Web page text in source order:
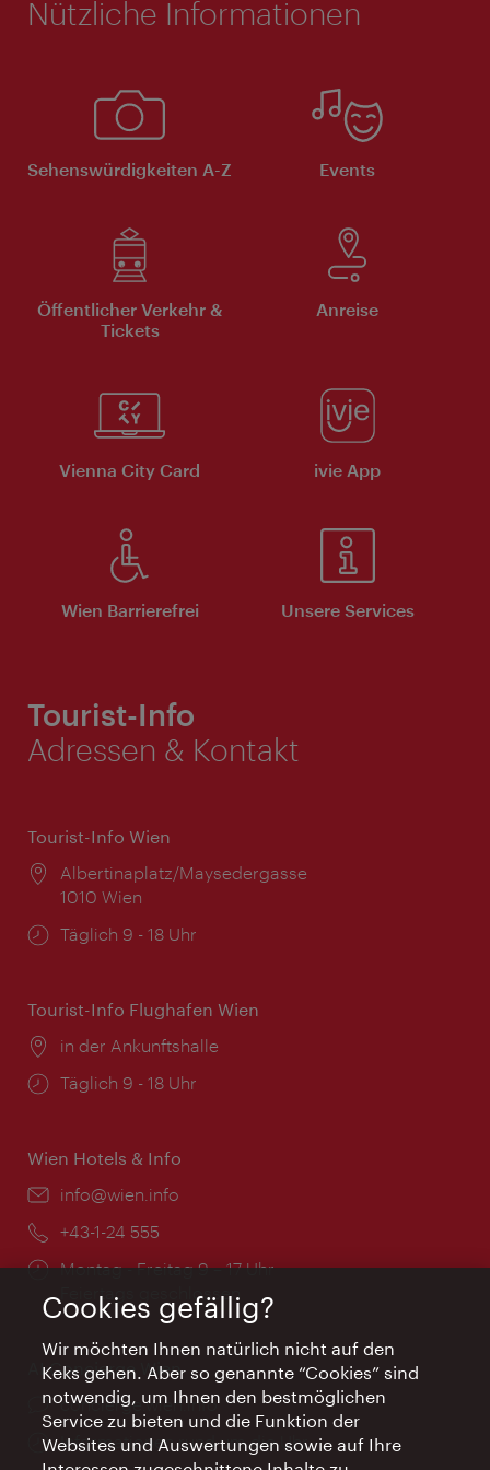
Nützliche Informationen
Sehenswürdigkeiten A-Z Events
Öffentlicher Verkehr &
Tickets
Anreise
Vienna City Card ivie App
Wien Barrierefrei Unsere Services
Tourist-Info
Adressen & Kontakt
Tourist-Info Wien
Ort:
Albertinaplatz/Maysedergasse
1010 Wien
Öffnungszeiten:
Täglich 9 - 18 Uhr
Tourist-Info Flughafen Wien
Ort:
in der Ankunftshalle
Öffnungszeiten:
Täglich 9 - 18 Uhr
Wien Hotels & Info
Email:
info@wien.info
Telefon:
+43-1-24 555
Öffnungszeiten:
Montag - Freitag 9 – 17 Uhr
Feiertags geschlossen
AI Concierge Wien
Ort:
concierge.wien.info
Öffnungszeiten:
Informationen rund um die Uhr
Cookies gefällig?
Wir möchten Ihnen natürlich nicht auf den
Keks gehen. Aber so genannte “Cookies” sind
notwendig, um Ihnen den bestmöglichen
Service zu bieten und die Funktion der
Websites und Auswertungen sowie auf Ihre